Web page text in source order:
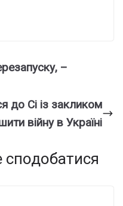
–
до Сі із закликом
війну в Україні